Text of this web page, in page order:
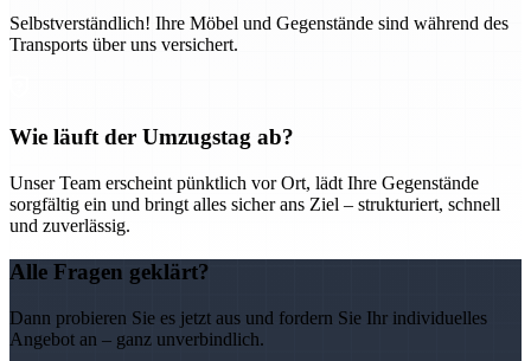
Selbstverständlich! Ihre Möbel und Gegenstände sind während des
Transports über uns versichert.
Wie läuft der Umzugstag ab?
Unser Team erscheint pünktlich vor Ort, lädt Ihre Gegenstände
sorgfältig ein und bringt alles sicher ans Ziel – strukturiert, schnell
und zuverlässig.
Alle Fragen geklärt?
Dann probieren Sie es jetzt aus und fordern Sie Ihr individuelles
Angebot an – ganz unverbindlich.